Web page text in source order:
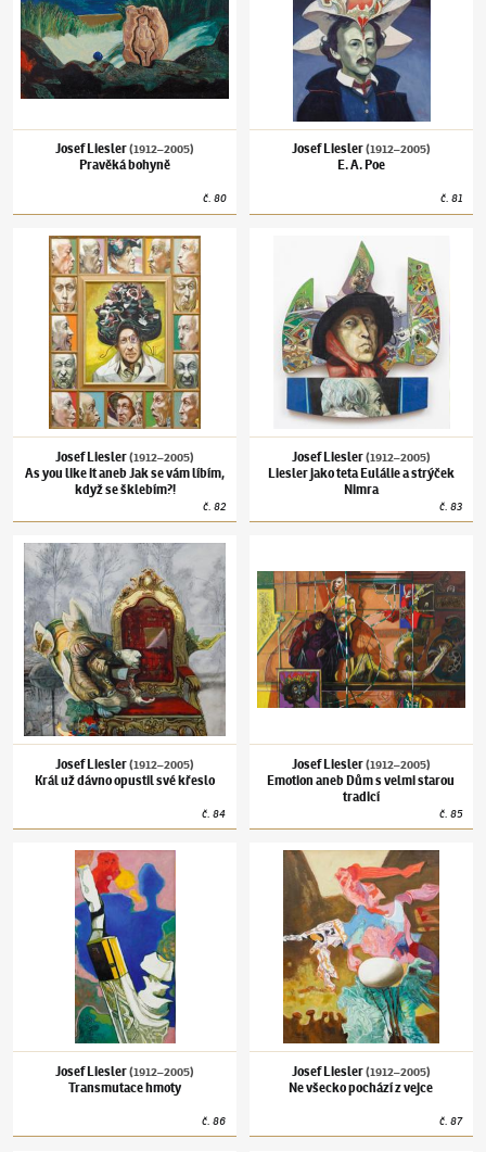
Josef Liesler(1912–2005)
Pravěká bohyně
č.80
Josef Liesler(1912–2005)
E. A. Poe
č.81
Josef Liesler(1912–2005)As you like it aneb Jak se vám líbím, když se šklebím?!
Josef Liesler(1912–2005)
As you like it aneb Jak se vám líbím,
když se šklebím?!
č.82
(1912–2005)
Josef Liesler(1912–2005)
Liesler jako teta Eulálie a strýček
Nimra
č.83
Josef Liesler(1912–2005)Král už dávno opustil své křeslo
Josef Liesler(1912–2005)
Král už dávno opustil své křeslo
č.84
Josef Liesler(1912–2005)
Emotion aneb Dům s velmi starou
tradicí
č.85
Josef Liesler(1912–2005)Transmutace hmoty
Josef Liesler(1912–2005)
Transmutace hmoty
č.86
Josef Liesler(1912–2005)Ne všecko
Josef Liesler(1912–2005)
Ne všecko pochází z vejce
č.87